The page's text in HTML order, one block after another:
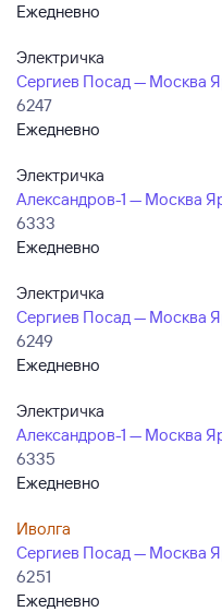
Ежедневно
Электричка
Сергиев Посад — Москва
6247
Ежедневно
Электричка
Александров-1 — Москва
6333
Ежедневно
Электричка
Сергиев Посад — Москва
6249
Ежедневно
Электричка
Александров-1 — Москва
6335
Ежедневно
Иволга
Сергиев Посад — Москва
6251
Ежедневно